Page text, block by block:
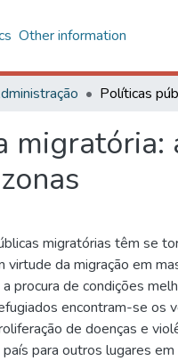
Other information
migratória:
migratórias têm se
virtude da migração em
procura de condições
encontram-se os
de doenças e
para outros lugares